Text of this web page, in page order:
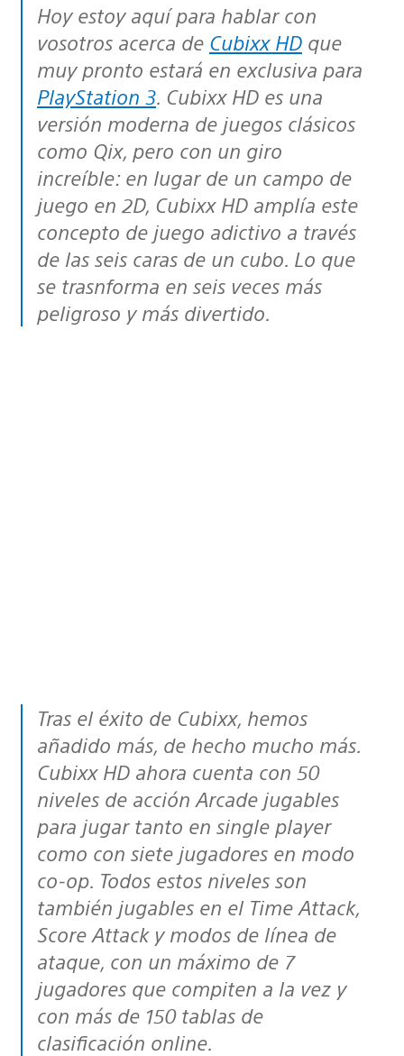
Hoy estoy aquí para hablar con
vosotros acerca de Cubixx HD que
muy pronto estará en exclusiva para
PlayStation 3. Cubixx HD es una
versión moderna de juegos clásicos
como Qix, pero con un giro
increíble: en lugar de un campo de
juego en 2D, Cubixx HD amplía este
concepto de juego adictivo a través
de las seis caras de un cubo. Lo que
se trasnforma en seis veces más
peligroso y más divertido.
Tras el éxito de Cubixx, hemos
añadido más, de hecho mucho más.
Cubixx HD ahora cuenta con 50
niveles de acción Arcade jugables
para jugar tanto en single player
como con siete jugadores en modo
co-op. Todos estos niveles son
también jugables en el Time Attack,
Score Attack y modos de línea de
ataque, con un máximo de 7
jugadores que compiten a la vez y
con más de 150 tablas de
clasificación online.